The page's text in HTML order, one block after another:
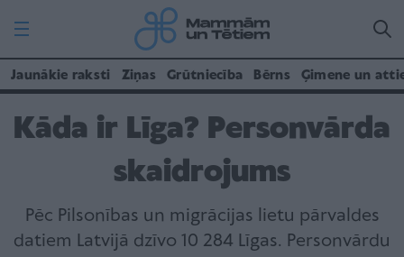
Jaunākie raksti Ziņas Grūtniecība Bērns Ģimene un
Kāda ir Līga? Personvārda
skaidrojums
Pēc Pilsonības un migrācijas lietu pārvaldes
datiem Latvijā dzīvo 10 284 Līgas. Personvārdu